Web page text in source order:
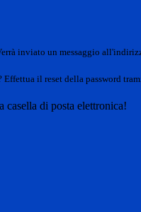
inviato un messaggio
Effettua il reset della password
casella di posta elettronica!